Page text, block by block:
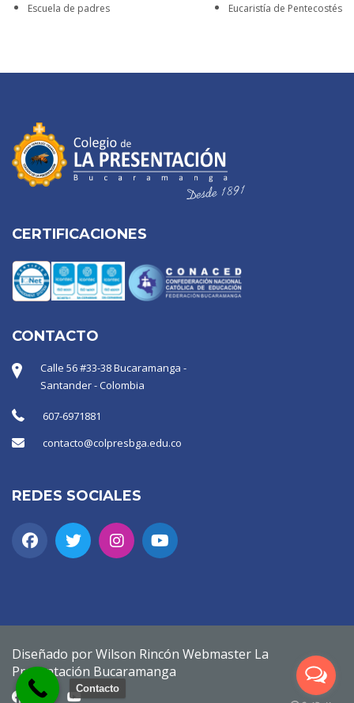
Escuela de padres Eucaristía de Pentecostés
CERTIFICACIONES
CONTACTO
Calle 56 #33-38 Bucaramanga -
Santander - Colombia
607-6971881
contacto@colpresbga.edu.co
REDES SOCIALES
Diseñado por Wilson Rincón Webmaster La
Presentación Bucaramanga
Contacto